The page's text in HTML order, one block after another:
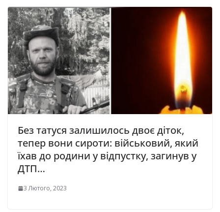
Без татуся залишилось двоє діток,
тепер вони сироти: військовий, який
їхав до родини у відпустку, загинув у
ДТП…
3 Лютого, 2023